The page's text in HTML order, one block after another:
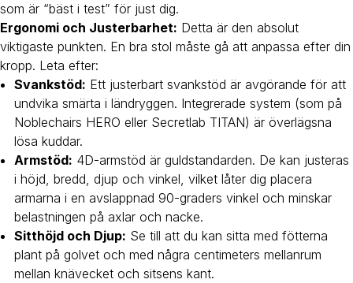
som är “bäst i test” för just dig.
Ergonomi och Justerbarhet: Detta är den absolut
viktigaste punkten. En bra stol måste gå att anpassa efter din
kropp. Leta efter:
Svankstöd: Ett justerbart svankstöd är avgörande för att
undvika smärta i ländryggen. Integrerade system (som på
Noblechairs HERO eller Secretlab TITAN) är överlägsna
lösa kuddar.
Armstöd: 4D-armstöd är guldstandarden. De kan justeras
i höjd, bredd, djup och vinkel, vilket låter dig placera
armarna i en avslappnad 90-graders vinkel och minskar
belastningen på axlar och nacke.
Sitthöjd och Djup: Se till att du kan sitta med fötterna
plant på golvet och med några centimeters mellanrum
mellan knävecket och sitsens kant.